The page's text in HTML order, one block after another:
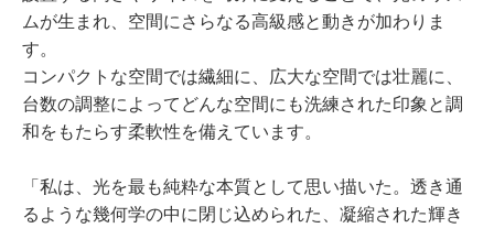
ムが生まれ、空間にさらなる高級感と動きが加わりま
す。
コンパクトな空間では繊細に、広大な空間では壮麗に、
台数の調整によってどんな空間にも洗練された印象と調
和をもたらす柔軟性を備えています。
「私は、光を最も純粋な本質として思い描いた。透き通
るような幾何学の中に閉じ込められた、凝縮された輝き